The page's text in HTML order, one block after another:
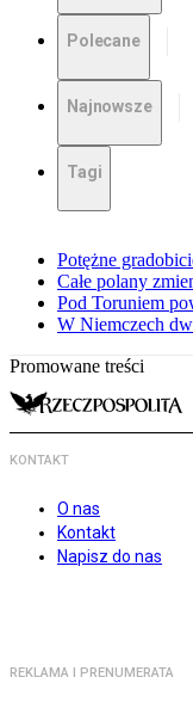
Polecane
Najnowsze
Tagi
Potężne
Całe polany
Pod Toruniem
W Niemczech
Promowane treści
KONTAKT
O nas
Kontakt
Napisz do nas
REKLAMA I PRENUMERATA